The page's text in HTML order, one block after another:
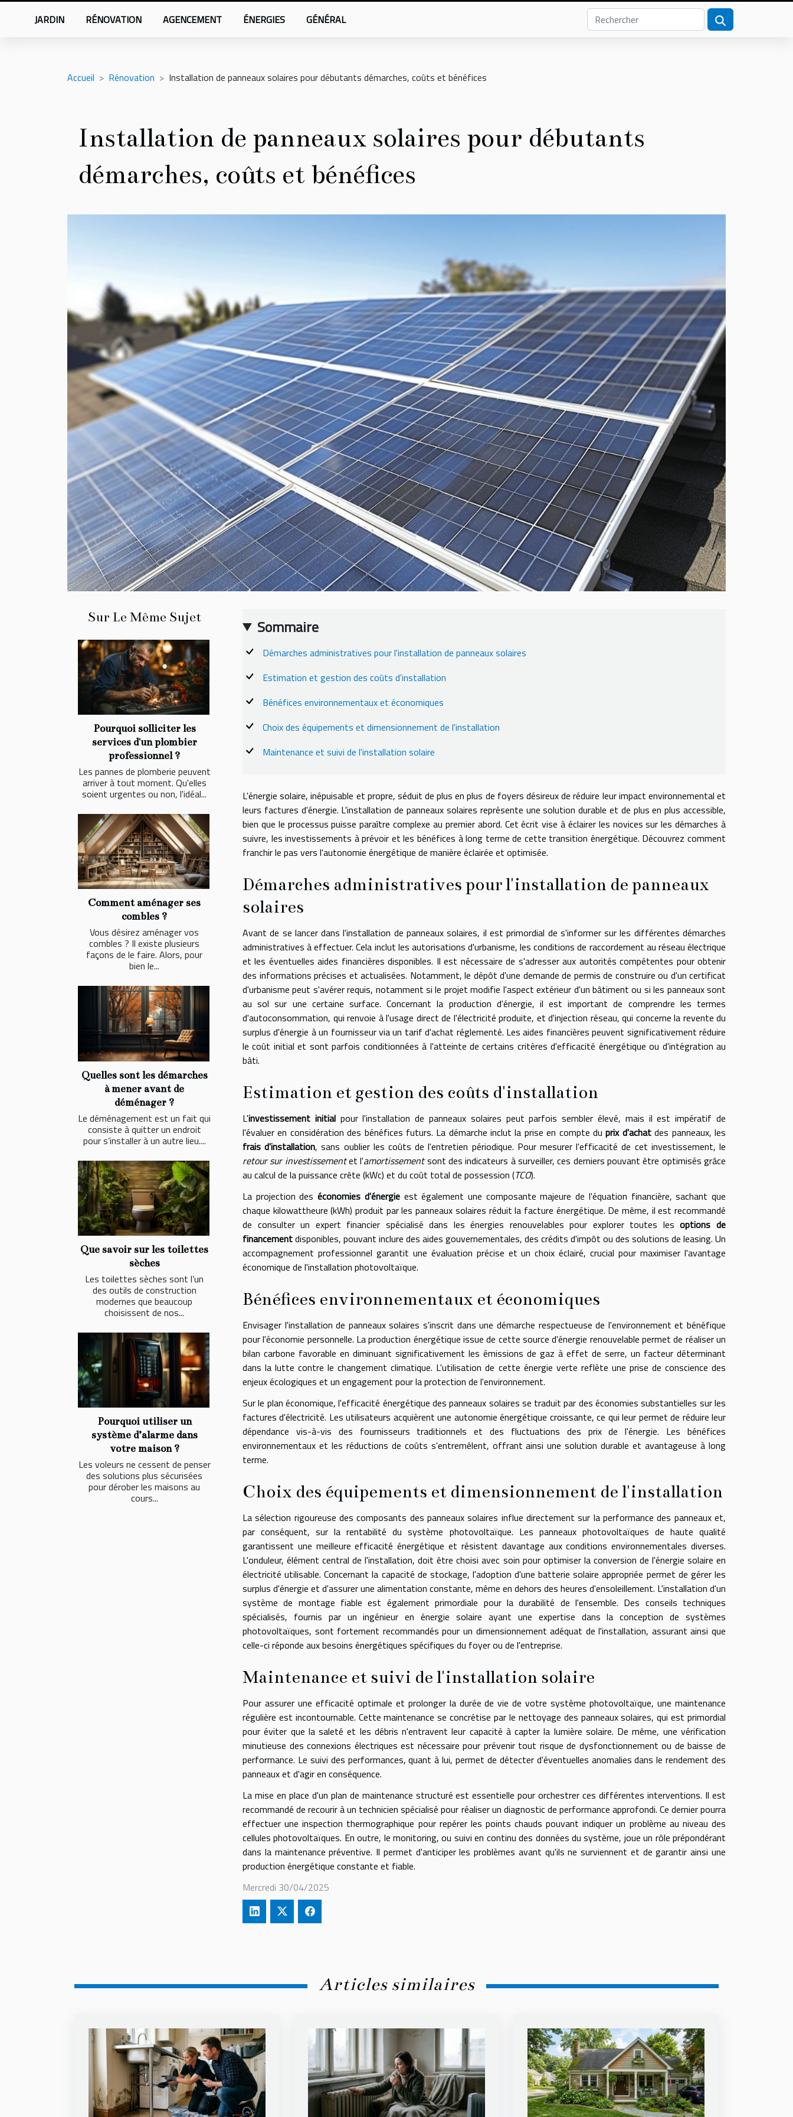
JARDIN RÉNOVATION AGENCEMENT ÉNERGIES GÉNÉRAL
Accueil Rénovation Installation de panneaux solaires pour débutants démarches, coûts et bénéfices
Installation de panneaux solaires pour débutants
démarches, coûts et bénéfices
Sur Le Même Sujet
Pourquoi solliciter les
services d'un plombier
professionnel ?
Les pannes de plomberie peuvent
arriver à tout moment. Qu'elles
soient urgentes ou non, l'idéal...
Comment aménager ses
combles ?
Vous désirez aménager vos
combles ? Il existe plusieurs
façons de le faire. Alors, pour
bien le...
Quelles sont les démarches
à mener avant de
déménager ?
Le déménagement est un fait qui
consiste à quitter un endroit
pour s’installer à un autre lieu....
Que savoir sur les toilettes
sèches
Les toilettes sèches sont l’un
des outils de construction
modernes que beaucoup
choisissent de nos...
Pourquoi utiliser un
système d’alarme dans
votre maison ?
Les voleurs ne cessent de penser
des solutions plus sécurisées
pour dérober les maisons au
cours...
Sommaire
Démarches administratives pour l'installation de panneaux solaires
Estimation et gestion des coûts d'installation
Bénéfices environnementaux et économiques
Choix des équipements et dimensionnement de l'installation
Maintenance et suivi de l'installation solaire
L'énergie solaire, inépuisable et propre, séduit de plus en plus de foyers désireux de réduire leur impact environnemental et
leurs factures d'énergie. L'installation de panneaux solaires représente une solution durable et de plus en plus accessible,
bien que le processus puisse paraître complexe au premier abord. Cet écrit vise à éclairer les novices sur les démarches à
suivre, les investissements à prévoir et les bénéfices à long terme de cette transition énergétique. Découvrez comment
franchir le pas vers l'autonomie énergétique de manière éclairée et optimisée.
Démarches administratives pour l'installation de panneaux
solaires
Avant de se lancer dans l'installation de panneaux solaires, il est primordial de s'informer sur les différentes démarches
administratives à effectuer. Cela inclut les autorisations d'urbanisme, les conditions de raccordement au réseau électrique
et les éventuelles aides financières disponibles. Il est nécessaire de s'adresser aux autorités compétentes pour obtenir
des informations précises et actualisées. Notamment, le dépôt d'une demande de permis de construire ou d'un certificat
d'urbanisme peut s'avérer requis, notamment si le projet modifie l'aspect extérieur d'un bâtiment ou si les panneaux sont
au sol sur une certaine surface. Concernant la production d'énergie, il est important de comprendre les termes
d'autoconsommation, qui renvoie à l'usage direct de l'électricité produite, et d'injection réseau, qui concerne la revente du
surplus d'énergie à un fournisseur via un tarif d'achat réglementé. Les aides financières peuvent significativement réduire
le coût initial et sont parfois conditionnées à l'atteinte de certains critères d'efficacité énergétique ou d'intégration au
bâti.
Estimation et gestion des coûts d'installation
L'investissement initialpour l'installation de panneaux solaires peut parfois sembler élevé, mais il est impératif de
l'évaluer en considération des bénéfices futurs. La démarche inclut la prise en compte duprix d'achatdes panneaux, les
frais d'installation, sans oublier les coûts de l'entretien périodique. Pour mesurer l'efficacité de cet investissement, le
retour sur investissementet l'amortissementsont des indicateurs à surveiller, ces derniers pouvant être optimisés grâce
au calcul de la puissance crête (kWc) et du coût total de possession (TCO).
La projection deséconomies d'énergieest également une composante majeure de l'équation financière, sachant que
chaque kilowattheure (kWh) produit par les panneaux solaires réduit la facture énergétique. De même, il est recommandé
de consulter un expert financier spécialisé dans les énergies renouvelables pour explorer toutes lesoptions de
financementdisponibles, pouvant inclure des aides gouvernementales, des crédits d'impôt ou des solutions de leasing. Un
accompagnement professionnel garantit une évaluation précise et un choix éclairé, crucial pour maximiser l'avantage
économique de l'installation photovoltaïque.
Bénéfices environnementaux et économiques
Envisager l'installation de panneaux solaires s'inscrit dans une démarche respectueuse de l'environnement et bénéfique
pour l'économie personnelle. La production énergétique issue de cette source d'énergie renouvelable permet de réaliser un
bilan carbone favorable en diminuant significativement les émissions de gaz à effet de serre, un facteur déterminant
dans la lutte contre le changement climatique. L'utilisation de cette énergie verte reflète une prise de conscience des
enjeux écologiques et un engagement pour la protection de l'environnement.
Sur le plan économique, l'efficacité énergétique des panneaux solaires se traduit par des économies substantielles sur les
factures d'électricité. Les utilisateurs acquièrent une autonomie énergétique croissante, ce qui leur permet de réduire leur
dépendance vis-à-vis des fournisseurs traditionnels et des fluctuations des prix de l'énergie. Les bénéfices
environnementaux et les réductions de coûts s'entremêlent, offrant ainsi une solution durable et avantageuse à long
terme.
Choix des équipements et dimensionnement de l'installation
La sélection rigoureuse des composants des panneaux solaires influe directement sur la performance des panneaux et,
par conséquent, sur la rentabilité du système photovoltaïque. Les panneaux photovoltaïques de haute qualité
garantissent une meilleure efficacité énergétique et résistent davantage aux conditions environnementales diverses.
L'onduleur, élément central de l'installation, doit être choisi avec soin pour optimiser la conversion de l'énergie solaire en
électricité utilisable. Concernant la capacité de stockage, l'adoption d'une batterie solaire appropriée permet de gérer les
surplus d'énergie et d'assurer une alimentation constante, même en dehors des heures d'ensoleillement. L'installation d'un
système de montage fiable est également primordiale pour la durabilité de l'ensemble. Des conseils techniques
spécialisés, fournis par un ingénieur en énergie solaire ayant une expertise dans la conception de systèmes
photovoltaïques, sont fortement recommandés pour un dimensionnement adéquat de l'installation, assurant ainsi que
celle-ci réponde aux besoins énergétiques spécifiques du foyer ou de l'entreprise.
Maintenance et suivi de l'installation solaire
Pour assurer une efficacité optimale et prolonger la durée de vie de votre système photovoltaïque, une maintenance
régulière est incontournable. Cette maintenance se concrétise par le nettoyage des panneaux solaires, qui est primordial
pour éviter que la saleté et les débris n'entravent leur capacité à capter la lumière solaire. De même, une vérification
minutieuse des connexions électriques est nécessaire pour prévenir tout risque de dysfonctionnement ou de baisse de
performance. Le suivi des performances, quant à lui, permet de détecter d'éventuelles anomalies dans le rendement des
panneaux et d'agir en conséquence.
La mise en place d'un plan de maintenance structuré est essentielle pour orchestrer ces différentes interventions. Il est
recommandé de recourir à un technicien spécialisé pour réaliser un diagnostic de performance approfondi. Ce dernier pourra
effectuer une inspection thermographique pour repérer les points chauds pouvant indiquer un problème au niveau des
cellules photovoltaïques. En outre, le monitoring, ou suivi en continu des données du système, joue un rôle prépondérant
dans la maintenance préventive. Il permet d'anticiper les problèmes avant qu'ils ne surviennent et de garantir ainsi une
production énergétique constante et fiable.
Mercredi 30/04/2025
Articles similaires